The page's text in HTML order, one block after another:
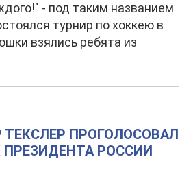
- под таким названием
турнир по хоккею в
взялись ребята из
ТЕКСЛЕР ПРОГОЛОСОВАЛ
ПРЕЗИДЕНТА РОССИИ